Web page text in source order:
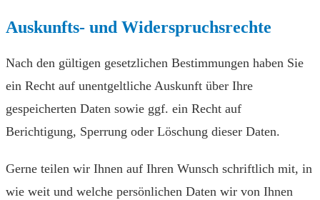
Auskunfts- und Widerspruchsrechte
Nach den gültigen gesetzlichen Bestimmungen haben Sie
ein Recht auf unentgeltliche Auskunft über Ihre
gespeicherten Daten sowie ggf. ein Recht auf
Berichtigung, Sperrung oder Löschung dieser Daten.
Gerne teilen wir Ihnen auf Ihren Wunsch schriftlich mit, in
wie weit und welche persönlichen Daten wir von Ihnen